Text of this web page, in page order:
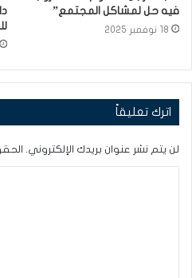
فيه حل لمشاكل المجتمع”
18 نوفمبر 2025
اترك تعليقاً
لن يتم نشر عنوان بريدك الإلكتروني.